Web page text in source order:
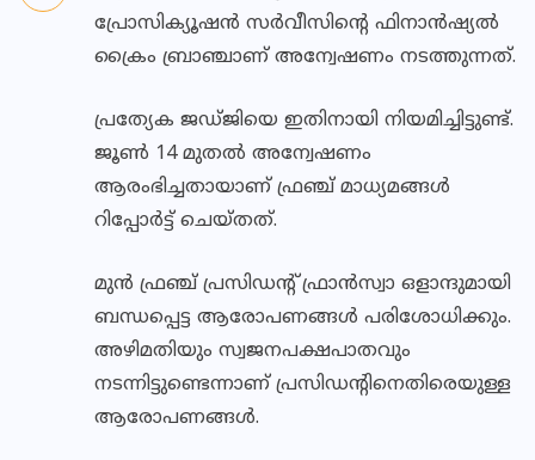
പ്രോസിക്യൂഷന്‍ സര്‍വീസിന്റെ ഫിനാന്‍ഷ്യല്‍
ക്രൈം ബ്രാഞ്ചാണ് അന്വേഷണം നടത്തുന്നത്.
പ്രത്യേക ജഡ്ജിയെ ഇതിനായി നിയമിച്ചിട്ടുണ്ട്.
ജൂണ്‍ 14 മുതല്‍ അന്വേഷണം
ആരംഭിച്ചതായാണ് ഫ്രഞ്ച് മാധ്യമങ്ങള്‍
റിപ്പോര്‍ട്ട് ചെയ്തത്.
മുന്‍ ഫ്രഞ്ച് പ്രസിഡന്റ് ഫ്രാന്‍സ്വാ ഒളാന്ദുമായി
ബന്ധപ്പെട്ട ആരോപണങ്ങള്‍ പരിശോധിക്കും.
അഴിമതിയും സ്വജനപക്ഷപാതവും
നടന്നിട്ടുണ്ടെന്നാണ് പ്രസിഡന്റിനെതിരെയുള്ള
ആരോപണങ്ങള്‍.